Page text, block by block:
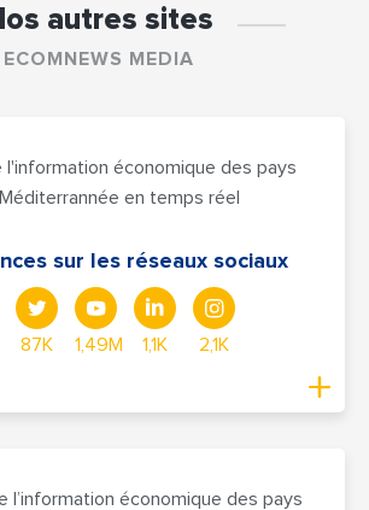
autres sites
ECOMNEWS MEDIA
l'information économique des pays
en temps réel
sur les réseaux sociaux
87K 1,49M 1,1K 2,1K
l’information économique des pays